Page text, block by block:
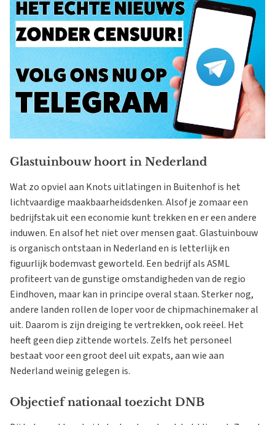
Glastuinbouw hoort in Nederland
Wat zo opviel aan Knots uitlatingen in Buitenhof is het
lichtvaardige maakbaarheidsdenken. Alsof je zomaar een
bedrijfstak uit een economie kunt trekken en er een andere
induwen. En alsof het niet over mensen gaat. Glastuinbouw
is organisch ontstaan in Nederland en is letterlijk en
figuurlijk bodemvast geworteld. Een bedrijf als ASML
profiteert van de gunstige omstandigheden van de regio
Eindhoven, maar kan in principe overal staan. Sterker nog,
andere landen rollen de loper voor de chipmachinemaker al
uit. Daarom is zijn dreiging te vertrekken, ook reëel. Het
heeft geen diep zittende wortels. Zelfs het personeel
bestaat voor een groot deel uit expats, aan wie aan
Nederland weinig gelegen is.
Objectief nationaal toezicht DNB